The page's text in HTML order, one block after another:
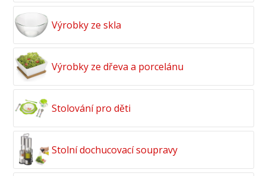
Výrobky ze skla
Výrobky ze dřeva a porcelánu
Stolování pro děti
Stolní dochucovací soupravy